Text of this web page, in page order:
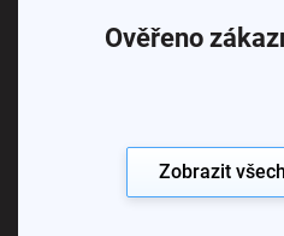
Ověřeno
Zobrazit